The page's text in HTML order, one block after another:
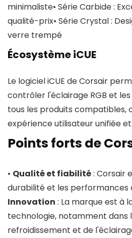
minimaliste• Série Carbide :
qualité-prix• Série Crystal :
verre trempé
Écosystème iCUE
Le logiciel iCUE de Corsair
contrôler l'éclairage RGB et
tous les produits compatibles,
expérience utilisateur unifiée
Points forts de
• Qualité et fiabilité: Corsair
durabilité et les performances
Innovation : La marque est à
technologie, notamment dans
refroidissement et de